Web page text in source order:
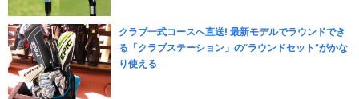
クラブ一式コースへ直送! 最新モデルでラウンドでき
る「クラブステーション」の“ラウンドセット”がかな
り使える